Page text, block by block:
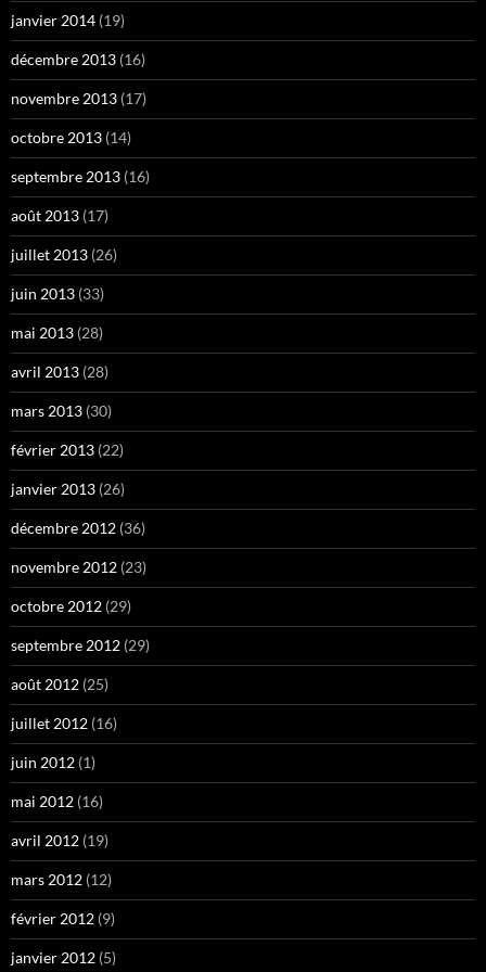
janvier 2014 (19)
décembre 2013 (16)
novembre 2013 (17)
octobre 2013 (14)
septembre 2013 (16)
août 2013 (17)
juillet 2013 (26)
juin 2013 (33)
mai 2013 (28)
avril 2013 (28)
mars 2013 (30)
février 2013 (22)
janvier 2013 (26)
décembre 2012 (36)
novembre 2012 (23)
octobre 2012 (29)
septembre 2012 (29)
août 2012 (25)
juillet 2012 (16)
juin 2012 (1)
mai 2012 (16)
avril 2012 (19)
mars 2012 (12)
février 2012 (9)
janvier 2012 (5)